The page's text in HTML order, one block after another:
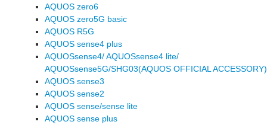
AQUOS zero6
AQUOS zero5G basic
AQUOS R5G
AQUOS sense4 plus
AQUOSsense4/ AQUOSsense4 lite/
AQUOSsense5G/SHG03(AQUOS OFFICIAL ACCESSORY)
AQUOS sense3
AQUOS sense2
AQUOS sense/sense lite
AQUOS sense plus